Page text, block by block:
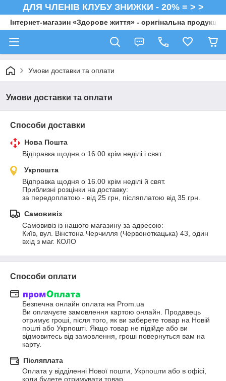
ДЛЯ ЧЛЕНІВ КЛУБУ ЗНИЖКИ - 20% = > >
Інтернет-магазин «Здорове життя» - оригінальна продукція
Умови доставки та оплати
Умови доставки та оплати
Способи доставки
Нова Пошта
Відправка щодня о 16.00 крім неділі і свят.
Укрпошта
Відправка щодня о 16.00 крім неділі й свят.
Приблизні розцінки на доставку:
за передоплатою - від 25 грн, післяплатою від 35 грн.
Самовивіз
Самовивіз із нашого магазину за адресою:
Київ, вул. Вінстона Черчилля (Червоноткацька) 43, один
вхід з маг. КОЛО
Способи оплати
Безпечна онлайн оплата на Prom.ua
Ви оплачуєте замовлення картою онлайн. Продавець
отримує гроші, після того, як ви заберете товар на Новій
пошті або Укрпошті. Якщо товар не підійде або ви
відмовитесь від замовлення, гроші повернуться вам на
карту.
Післяплата
Оплата у відділенні Нової пошти, Укрпошти або в офісі,
коли будете отримувати товар.